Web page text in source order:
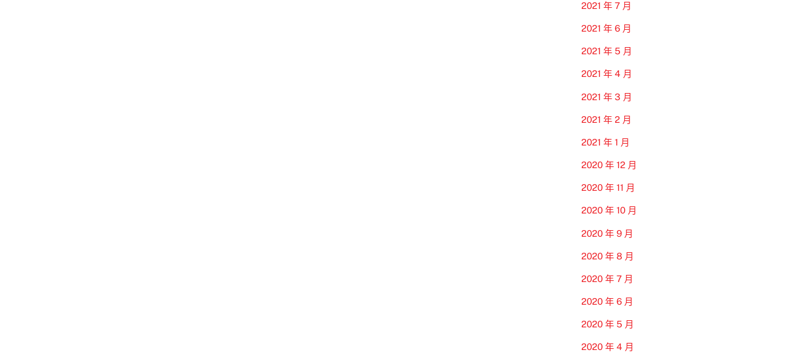
2021 年 7 月
2021 年 6 月
2021 年 5 月
2021 年 4 月
2021 年 3 月
2021 年 2 月
2021 年 1 月
2020 年 12 月
2020 年 11 月
2020 年 10 月
2020 年 9 月
2020 年 8 月
2020 年 7 月
2020 年 6 月
2020 年 5 月
2020 年 4 月